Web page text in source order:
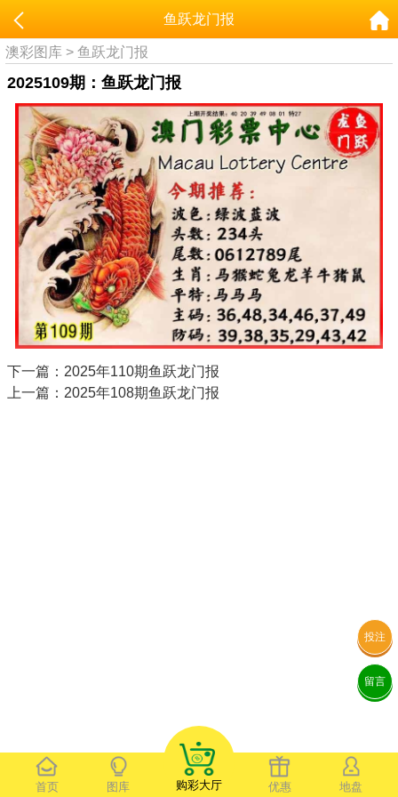
首页 图库 购彩大厅 优惠 地盘
投注
留言
鱼跃龙门报
澳彩图库 >鱼跃龙门报
2025109期：鱼跃龙门报
下一篇：2025年110期鱼跃龙门报
上一篇：2025年108期鱼跃龙门报